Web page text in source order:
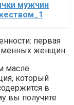
мужчин
первая
женщин
масле
который
в
вы получите